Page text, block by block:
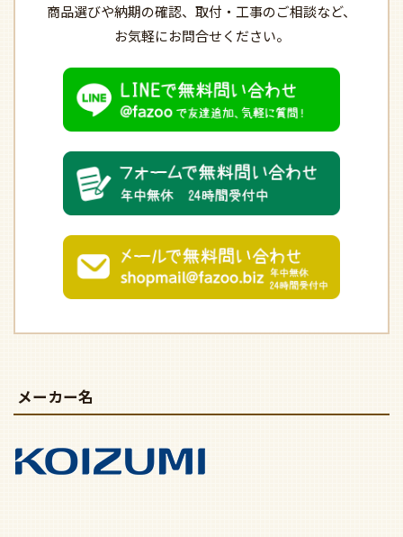
商品選びや納期の確認、 取付・工事のご相談など、
お気軽にお問合せください。
メーカー名